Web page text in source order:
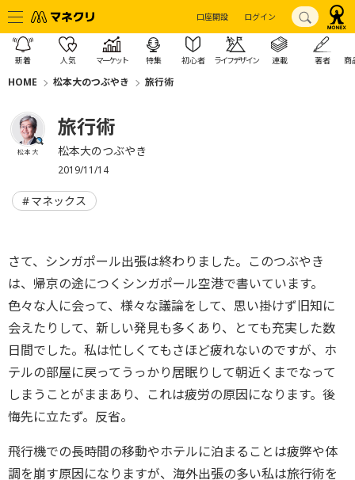
口座開設 ログイン
新着 人気 マーケット 特集 初心者 ライフデザイン 連載 著者 商
HOME 松本大のつぶやき 旅行術
松本 大
旅行術
松本大のつぶやき
2019/11/14
マネックス
さて、シンガポール出張は終わりました。このつぶやき
は、帰京の途につくシンガポール空港で書いています。
色々な人に会って、様々な議論をして、思い掛けず旧知に
会えたりして、新しい発見も多くあり、とても充実した数
日間でした。私は忙しくてもさほど疲れないのですが、ホ
テルの部屋に戻ってうっかり居眠りして朝近くまでなって
しまうことがままあり、これは疲労の原因になります。後
悔先に立たず。反省。
飛行機での長時間の移動やホテルに泊まることは疲弊や体
調を崩す原因になりますが、海外出張の多い私は旅行術を